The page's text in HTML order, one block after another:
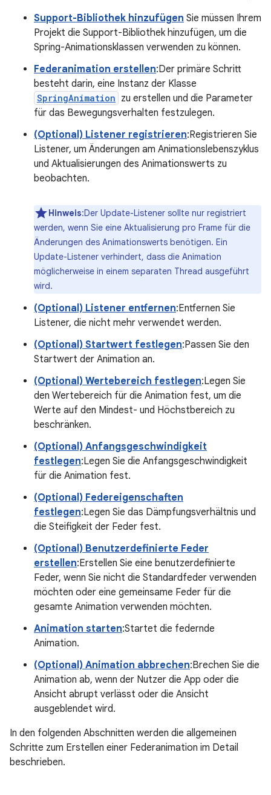
Support-Bibliothek hinzufügen Sie müssen Ihrem
Projekt die Support-Bibliothek hinzufügen, um die
Spring-Animationsklassen verwenden zu können.
Federanimation erstellen:Der primäre Schritt
besteht darin, eine Instanz der Klasse
SpringAnimation zu erstellen und die Parameter
für das Bewegungsverhalten festzulegen.
(Optional) Listener registrieren:Registrieren Sie
Listener, um Änderungen am Animationslebenszyklus
und Aktualisierungen des Animationswerts zu
beobachten.
Hinweis:Der Update-Listener sollte nur registriert
werden, wenn Sie eine Aktualisierung pro Frame für die
Änderungen des Animationswerts benötigen. Ein
Update-Listener verhindert, dass die Animation
möglicherweise in einem separaten Thread ausgeführt
wird.
(Optional) Listener entfernen:Entfernen Sie
Listener, die nicht mehr verwendet werden.
(Optional) Startwert festlegen:Passen Sie den
Startwert der Animation an.
(Optional) Wertebereich festlegen:Legen Sie
den Wertebereich für die Animation fest, um die
Werte auf den Mindest- und Höchstbereich zu
beschränken.
(Optional) Anfangsgeschwindigkeit
festlegen:Legen Sie die Anfangsgeschwindigkeit
für die Animation fest.
(Optional) Federeigenschaften
festlegen:Legen Sie das Dämpfungsverhältnis und
die Steifigkeit der Feder fest.
(Optional) Benutzerdefinierte Feder
erstellen:Erstellen Sie eine benutzerdefinierte
Feder, wenn Sie nicht die Standardfeder verwenden
möchten oder eine gemeinsame Feder für die
gesamte Animation verwenden möchten.
Animation starten:Startet die federnde
Animation.
(Optional) Animation abbrechen:Brechen Sie die
Animation ab, wenn der Nutzer die App oder die
Ansicht abrupt verlässt oder die Ansicht
ausgeblendet wird.
In den folgenden Abschnitten werden die allgemeinen
Schritte zum Erstellen einer Federanimation im Detail
beschrieben.